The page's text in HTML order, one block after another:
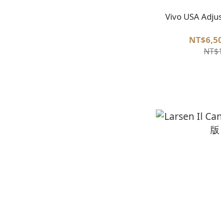
Vivo USA